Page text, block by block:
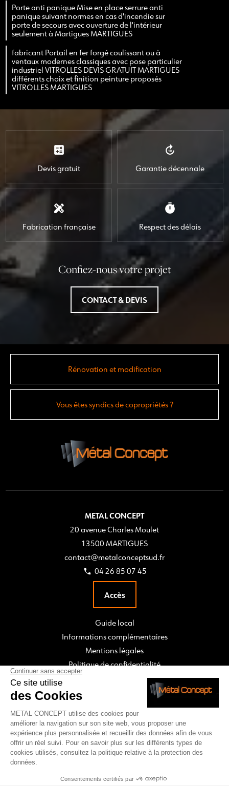
Porte anti panique Mise en place serrure anti
panique suivant normes en cas d'incendie sur
porte de secours avec ouverture de l'intérieur
seulement à Martigues MARTIGUES
fabricant Portail en fer forgé coulissant ou à
ventaux modernes classiques avec pose particulier
industriel VITROLLES DEVIS GRATUIT MARTIGUES
différents choix et finition peinture proposés
VITROLLES MARTIGUES
calculate
Devis gratuit
forward_10
Garantie décennale
design_services
Fabrication française
timer
Respect des délais
Confiez-nous votre projet
CONTACT & DEVIS
Rénovation et modification
Vous êtes syndics de copropriétés ?
METAL CONCEPT
20 avenue Charles Moulet
13500 MARTIGUES
contact@metalconceptsud.fr
04 26 85 07 45
Accès
Guide local
Informations complémentaires
Mentions légales
Politique de confidentialité